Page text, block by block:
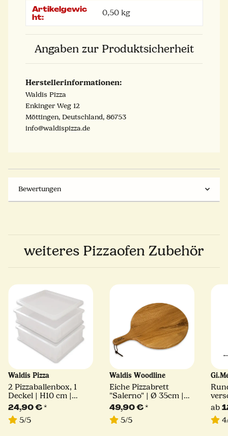
Artikelgewic
ht:
0,50 kg
Angaben zur Produktsicherheit
Herstellerinformationen:
Waldis Pizza
Enkinger Weg 12
Möttingen, Deutschland, 86753
info@waldispizza.de
Bewertungen
weiteres Pizzaofen Zubehör
Waldis Pizza
2 Pizzaballenbox, 1
Deckel | H10 cm |
40x30x10
24,90 €*
5/5
Waldis Woodline
Eiche Pizzabrett
"Salerno" | Ø 35cm |
Waldis
49,90 €*
5/5
ab